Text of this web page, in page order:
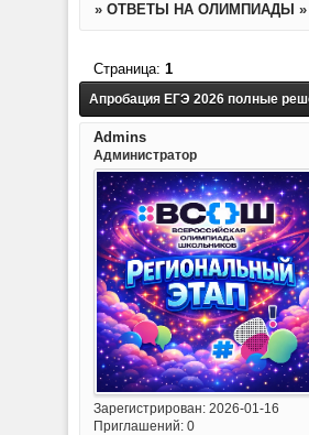
» ОТВЕТЫ НА ОЛИМПИАДЫ »
Апробация ЕГЭ 2026 полные
Страница: 1
Admins
Администратор
Зарегистрирован: 2026-01-16
Приглашений:0